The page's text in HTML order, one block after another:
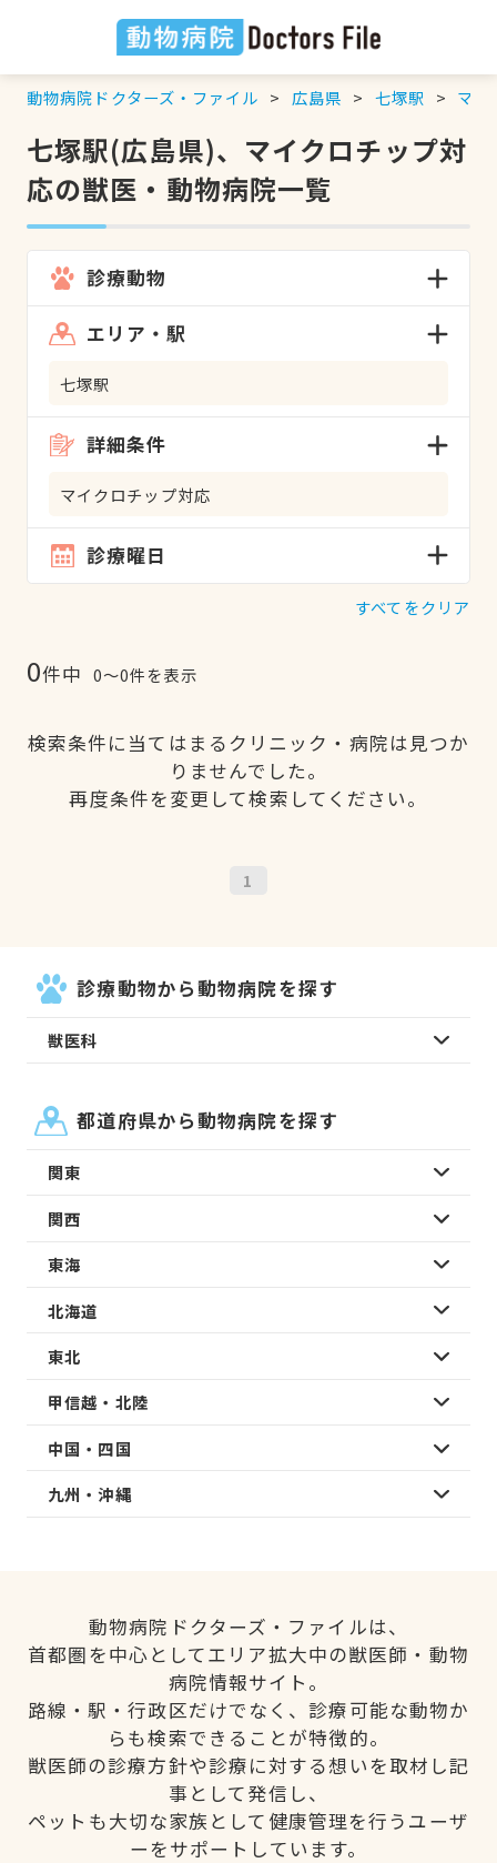
動物病院ドクターズ・ファイル 広島県 七塚駅 マイ
七塚駅(広島県)、マイクロチップ対
応の獣医・動物病院一覧
診療動物
エリア・駅
七塚駅
詳細条件
マイクロチップ対応
診療曜日
すべてをクリア
0件中 0〜0件を表示
検索条件に当てはまるクリニック・病院は見つか
りませんでした。
再度条件を変更して検索してください。
1
診療動物から動物病院を探す
獣医科
都道府県から動物病院を探す
関東
関西
東海
北海道
東北
甲信越・北陸
中国・四国
九州・沖縄
動物病院ドクターズ・ファイルは、
首都圏を中心としてエリア拡大中の獣医師・動物
病院情報サイト。
路線・駅・行政区だけでなく、診療可能な動物か
らも検索できることが特徴的。
獣医師の診療方針や診療に対する想いを取材し記
事として発信し、
ペットも大切な家族として健康管理を行うユーザ
ーをサポートしています。